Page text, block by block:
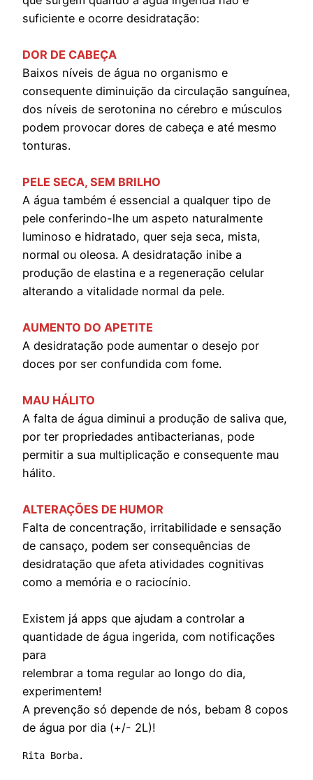
suficiente e ocorre desidratação:
DOR DE CABEÇA
Baixos níveis de água no organismo e
consequente diminuição da circulação sanguínea,
dos níveis de serotonina no cérebro e músculos
podem provocar dores de cabeça e até mesmo
tonturas.
PELE SECA, SEM BRILHO
A água também é essencial a qualquer tipo de
pele conferindo-lhe um aspeto naturalmente
luminoso e hidratado, quer seja seca, mista,
normal ou oleosa. A desidratação inibe a
produção de elastina e a regeneração celular
alterando a vitalidade normal da pele.
AUMENTO DO APETITE
A desidratação pode aumentar o desejo por
doces por ser confundida com fome.
MAU HÁLITO
A falta de água diminui a produção de saliva que,
por ter propriedades antibacterianas, pode
permitir a sua multiplicação e consequente mau
hálito.
ALTERAÇÕES DE HUMOR
Falta de concentração, irritabilidade e sensação
de cansaço, podem ser consequências de
desidratação que afeta atividades cognitivas
como a memória e o raciocínio.
Existem já apps que ajudam a controlar a
quantidade de água ingerida, com notificações
para
relembrar a toma regular ao longo do dia,
experimentem!
A prevenção só depende de nós, bebam 8 copos
de água por dia (+/- 2L)!
Rita Borba.